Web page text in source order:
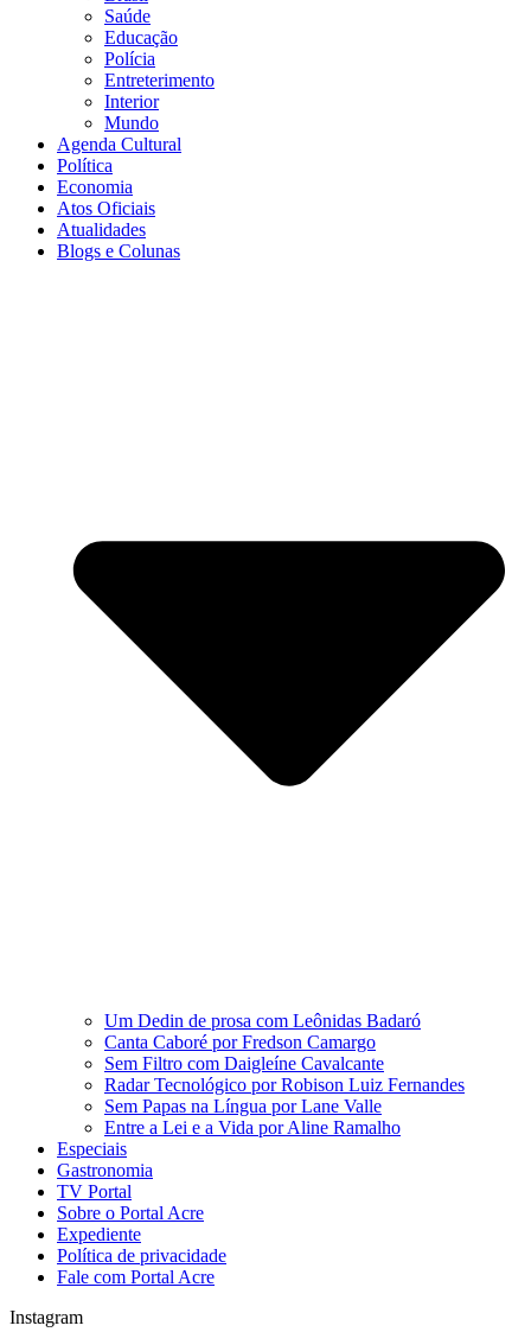
Saúde
Educação
Polícia
Entreterimento
Interior
Mundo
Agenda Cultural
Política
Economia
Atos Oficiais
Atualidades
Blogs e Colunas
Um Dedin de prosa com Leônidas Badaró
Canta Caboré por Fredson Camargo
Sem Filtro com Daigleíne Cavalcante
Radar Tecnológico por Robison Luiz Fernandes
Sem Papas na Língua por Lane Valle
Entre a Lei e a Vida por Aline Ramalho
Especiais
Gastronomia
TV Portal
Sobre o Portal Acre
Expediente
Política de privacidade
Fale com Portal Acre
Instagram